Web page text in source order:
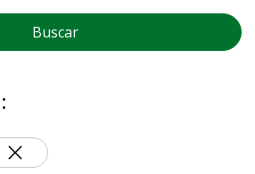
Buscar